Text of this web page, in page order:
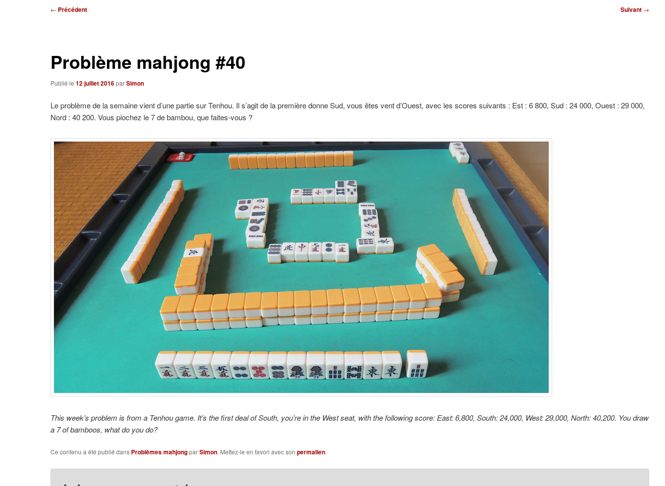
Navigation
← Précédent Suivant →
Problème mahjong #40
Publié le12 juillet 2016parSimon
Le problème de la semaine vient d’une partie sur Tenhou. Il s’agit de la première donne Sud, vous êtes vent d’Ouest, avec les scores suivants : Est : 6 800, Sud : 24 000, Ouest : 29 000,
Nord : 40 200. Vous piochez le 7 de bambou, que faites-vous ?
This week’s problem is from a Tenhou game. It’s the first deal of South, you’re in the West seat, with the following score: East: 6,800, South: 24,000, West: 29,000, North: 40,200. You draw
a 7 of bamboos, what do you do?
Ce contenu a été publié dans Problèmes mahjongparSimon. Mettez-le en favori avec sonpermalien.